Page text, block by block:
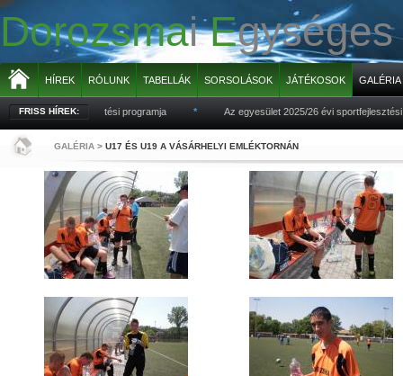
DorozsmaiE
HÍREK RÓLUNK TABELLÁK SORSOLÁSOK JÁTÉKOSOK GALÉRIA
FRISS HÍREK:
évi sportfejlesztési programja Az egyesület 2025/26 évi sportfejlesztési
GALÉRIA > U17 ÉS U19 A VÁSÁRHELYI EMLÉKTORNÁN